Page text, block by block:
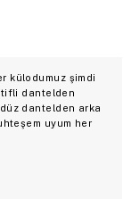
külodumuz şimdi
dantelden
düz dantelden arka
uyum her